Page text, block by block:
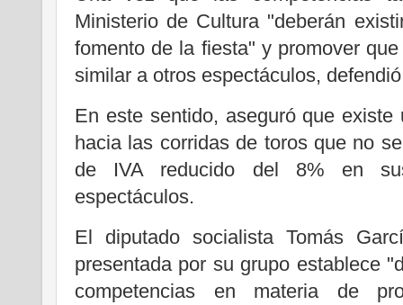
Ministerio de Cultura "deberán
fomento de la fiesta" y promover
similar a otros espectáculos,
En este sentido, aseguró que
hacia las corridas de toros que no
de IVA reducido del 8% en
espectáculos.
El diputado socialista Tomás
presentada por su grupo establece
competencias en materia de